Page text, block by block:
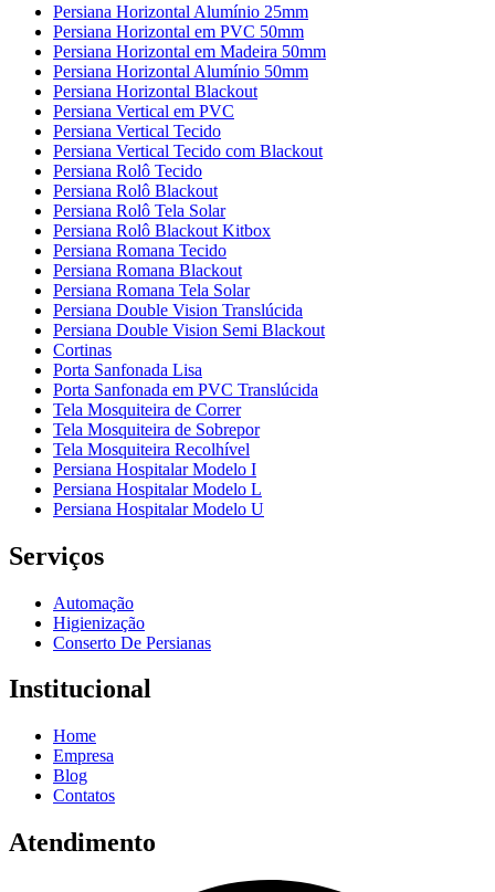
Persiana Horizontal Alumínio 25mm
Persiana Horizontal em PVC 50mm
Persiana Horizontal em Madeira 50mm
Persiana Horizontal Alumínio 50mm
Persiana Horizontal Blackout
Persiana Vertical em PVC
Persiana Vertical Tecido
Persiana Vertical Tecido com Blackout
Persiana Rolô Tecido
Persiana Rolô Blackout
Persiana Rolô Tela Solar
Persiana Rolô Blackout Kitbox
Persiana Romana Tecido
Persiana Romana Blackout
Persiana Romana Tela Solar
Persiana Double Vision Translúcida
Persiana Double Vision Semi Blackout
Cortinas
Porta Sanfonada Lisa
Porta Sanfonada em PVC Translúcida
Tela Mosquiteira de Correr
Tela Mosquiteira de Sobrepor
Tela Mosquiteira Recolhível
Persiana Hospitalar Modelo I
Persiana Hospitalar Modelo L
Persiana Hospitalar Modelo U
Serviços
Automação
Higienização
Conserto De Persianas
Institucional
Home
Empresa
Blog
Contatos
Atendimento